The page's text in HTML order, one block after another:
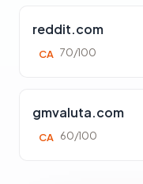
reddit.com
CA 70/100
gmvaluta.com
CA 60/100